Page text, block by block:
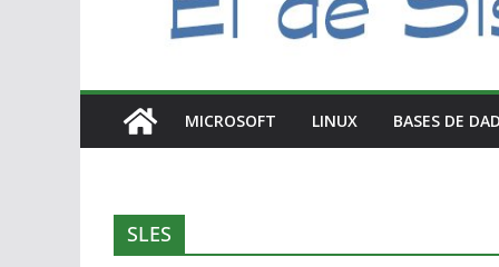
a
d
MICROSOFT LINUX BASES DE
SLES